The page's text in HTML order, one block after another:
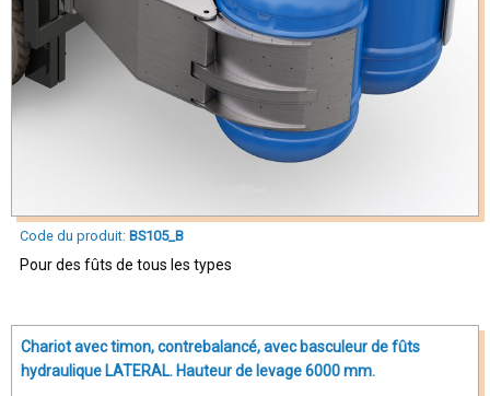
Code du produit: BS105_B
Pour des fûts de tous les types
Chariot avec timon, contrebalancé, avec basculeur de fûts
hydraulique LATERAL. Hauteur de levage 6000 mm.